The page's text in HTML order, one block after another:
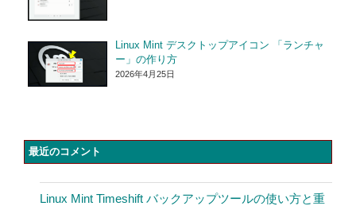
Linux Mint デスクトップアイコン 「ランチャ
ー」の作り方
2026年4月25日
最近のコメント
Linux Mint Timeshift バックアップツールの使い方と重